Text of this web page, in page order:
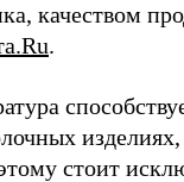
качеством
.
изделиях,
стоит